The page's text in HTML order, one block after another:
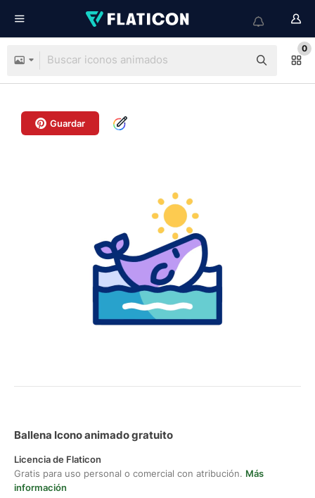
0
Guardar
Ballena Icono animado gratuito
Licencia de Flaticon
Gratis para uso personal o comercial con atribución. Más
información